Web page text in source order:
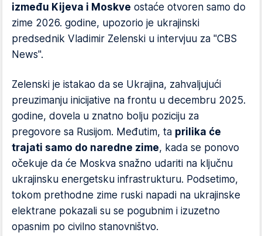
između Kijeva i Moskve ostaće otvoren samo do
zime 2026. godine, upozorio je ukrajinski
predsednik Vladimir Zelenski u intervjuu za "CBS
News".
Zelenski je istakao da se Ukrajina, zahvaljujući
preuzimanju inicijative na frontu u decembru 2025.
godine, dovela u znatno bolju poziciju za
pregovore sa Rusijom. Međutim, ta prilika će
trajati samo do naredne zime, kada se ponovo
očekuje da će Moskva snažno udariti na ključnu
ukrajinsku energetsku infrastrukturu. Podsetimo,
tokom prethodne zime ruski napadi na ukrajinske
elektrane pokazali su se pogubnim i izuzetno
opasnim po civilno stanovništvo.